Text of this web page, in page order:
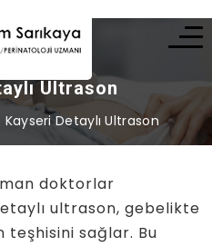
Ultrason
Kayseri Detaylı Ultrason
doktorlar
ultrason, gebelikte
teşhisini sağlar. Bu